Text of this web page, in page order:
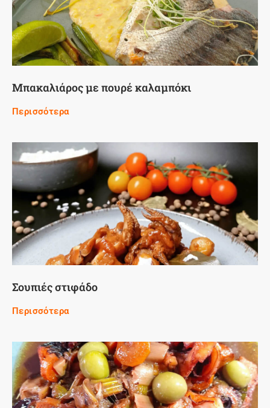
Μπακαλιάρος με πουρέ καλαμπόκι
Περισσότερα
Σουπιές στιφάδο
Περισσότερα